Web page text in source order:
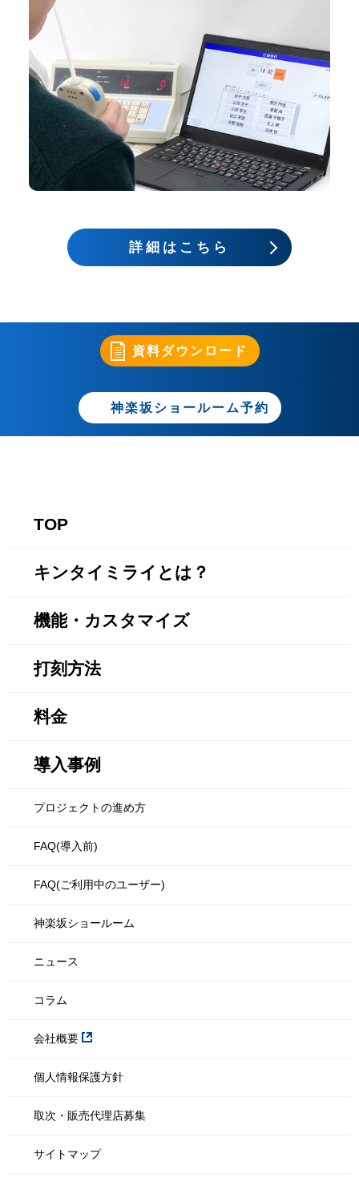
詳細はこちら
資料ダウンロード
神楽坂ショールーム予約
TOP
キンタイミライとは？
機能・カスタマイズ
打刻方法
料金
導入事例
プロジェクトの進め方
FAQ(導入前)
FAQ(ご利用中のユーザー)
神楽坂ショールーム
ニュース
コラム
会社概要
個人情報保護方針
取次・販売代理店募集
サイトマップ